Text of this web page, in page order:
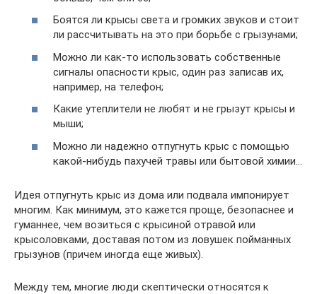
Боятся ли крысы света и громких звуков и стоит
ли рассчитывать на это при борьбе с грызунами;
Можно ли как-то использовать собственные
сигналы опасности крыс, один раз записав их,
например, на телефон;
Какие утеплители не любят и не грызут крысы и
мыши;
Можно ли надежно отпугнуть крыс с помощью
какой-нибудь пахучей травы или бытовой химии…
Идея отпугнуть крыс из дома или подвала импонирует
многим. Как минимум, это кажется проще, безопаснее и
гуманнее, чем возиться с крысиной отравой или
крысоловками, доставая потом из ловушек пойманных
грызунов (причем иногда еще живых).
Между тем, многие люди скептически относятся к